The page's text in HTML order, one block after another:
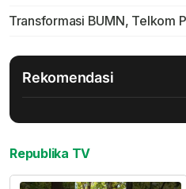
Transformasi BUMN, Telkom
Rekomendasi
Republika TV